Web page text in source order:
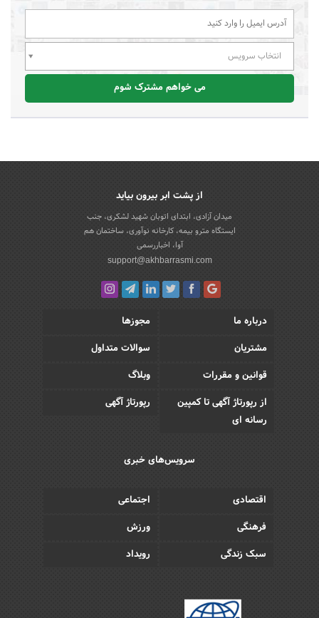
انتخاب سرویس
می خواهم مشترک شوم
از پشت ابر بیرون بیاید
میدان آزادی، ابتدای اتوبان شهید لشکری، جنب
ایستگاه مترو بیمه، کارخانه نوآوری، ساختمان هم
آوا، اخباررسمی
support@akhbarrasmi.com
درباره ما
مجوزها
مشتریان
سوالات متداول
قوانین و مقررات
وبلاگ
از رپورتاژ آگهی تا کمپین
رسانه ای
رپورتاژ آگهی
سرویس‌های خبری
اقتصادی
اجتماعی
فرهنگی
ورزش
سبک زندگی
رویداد